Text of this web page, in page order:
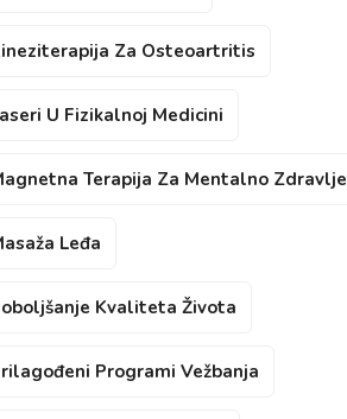
Za Osteoartritis
U Fizikalnoj Medicini
Terapija Za Mentalno Zdravlje
Leđa
Kvaliteta Života
Programi Vežbanja